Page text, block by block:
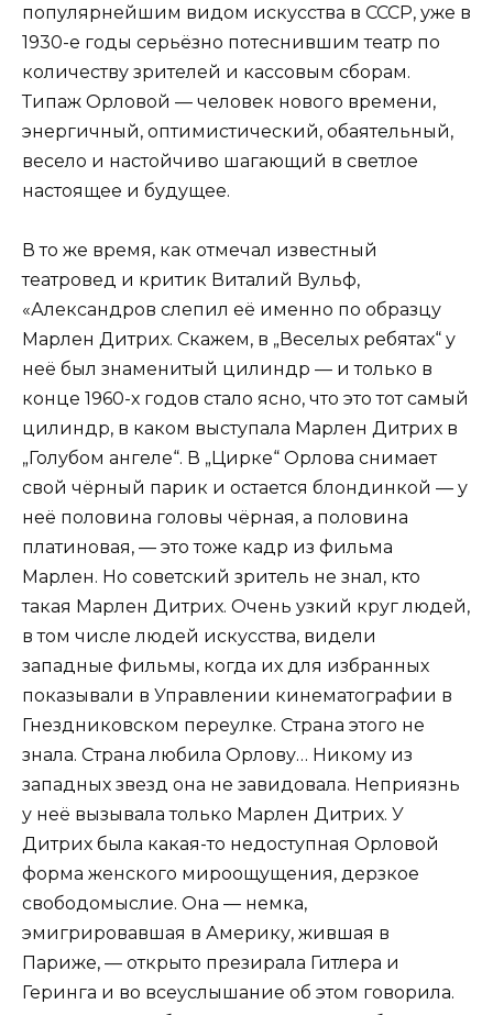
популярнейшим видом искусства в СССР, уже в
1930-е годы серьёзно потеснившим театр по
количеству зрителей и кассовым сборам.
Типаж Орловой — человек нового времени,
энергичный, оптимистический, обаятельный,
весело и настойчиво шагающий в светлое
настоящее и будущее.
В то же время, как отмечал известный
театровед и критик Виталий Вульф,
«Александров слепил её именно по образцу
Марлен Дитрих. Скажем, в „Веселых ребятах“ у
неё был знаменитый цилиндр — и только в
конце 1960-х годов стало ясно, что это тот самый
цилиндр, в каком выступала Марлен Дитрих в
„Голубом ангеле“. В „Цирке“ Орлова снимает
свой чёрный парик и остается блондинкой — у
неё половина головы чёрная, а половина
платиновая, — это тоже кадр из фильма
Марлен. Но советский зритель не знал, кто
такая Марлен Дитрих. Очень узкий круг людей,
в том числе людей искусства, видели
западные фильмы, когда их для избранных
показывали в Управлении кинематографии в
Гнездниковском переулке. Страна этого не
знала. Страна любила Орлову… Никому из
западных звезд она не завидовала. Неприязнь
у неё вызывала только Марлен Дитрих. У
Дитрих была какая-то недоступная Орловой
форма женского мироощущения, дерзкое
свободомыслие. Она — немка,
эмигрировавшая в Америку, жившая в
Париже, — открыто презирала Гитлера и
Геринга и во всеуслышание об этом говорила.